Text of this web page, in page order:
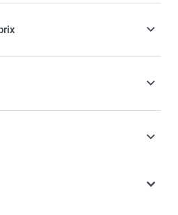
(€), TVA incluse et hors frais de